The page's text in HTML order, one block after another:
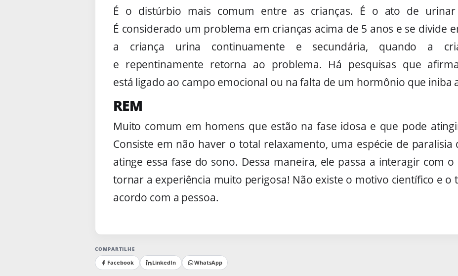
É o distúrbio mais comum entre as crianças. É o ato de urinar
É considerado um problema em crianças acima de 5 anos e se divide
a criança urina continuamente e secundária, quando a
e repentinamente retorna ao problema. Há pesquisas que
está ligado ao campo emocional ou na falta de um hormônio que iniba
REM
Muito comum em homens que estão na fase idosa e que pode
Consiste em não haver o total relaxamento, uma espécie de
atinge essa fase do sono. Dessa maneira, ele passa a interagir com
tornar a experiência muito perigosa! Não existe o motivo científico e o
acordo com a pessoa.
COMPARTILHE
Facebook LinkedIn WhatsApp